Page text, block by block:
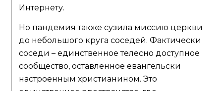
Интернету.
Но пандемия также сузила миссию церкви
до небольшого круга соседей. Фактически
соседи – единственное телесно доступное
сообщество, оставленное евангельски
настроенным христианином. Это